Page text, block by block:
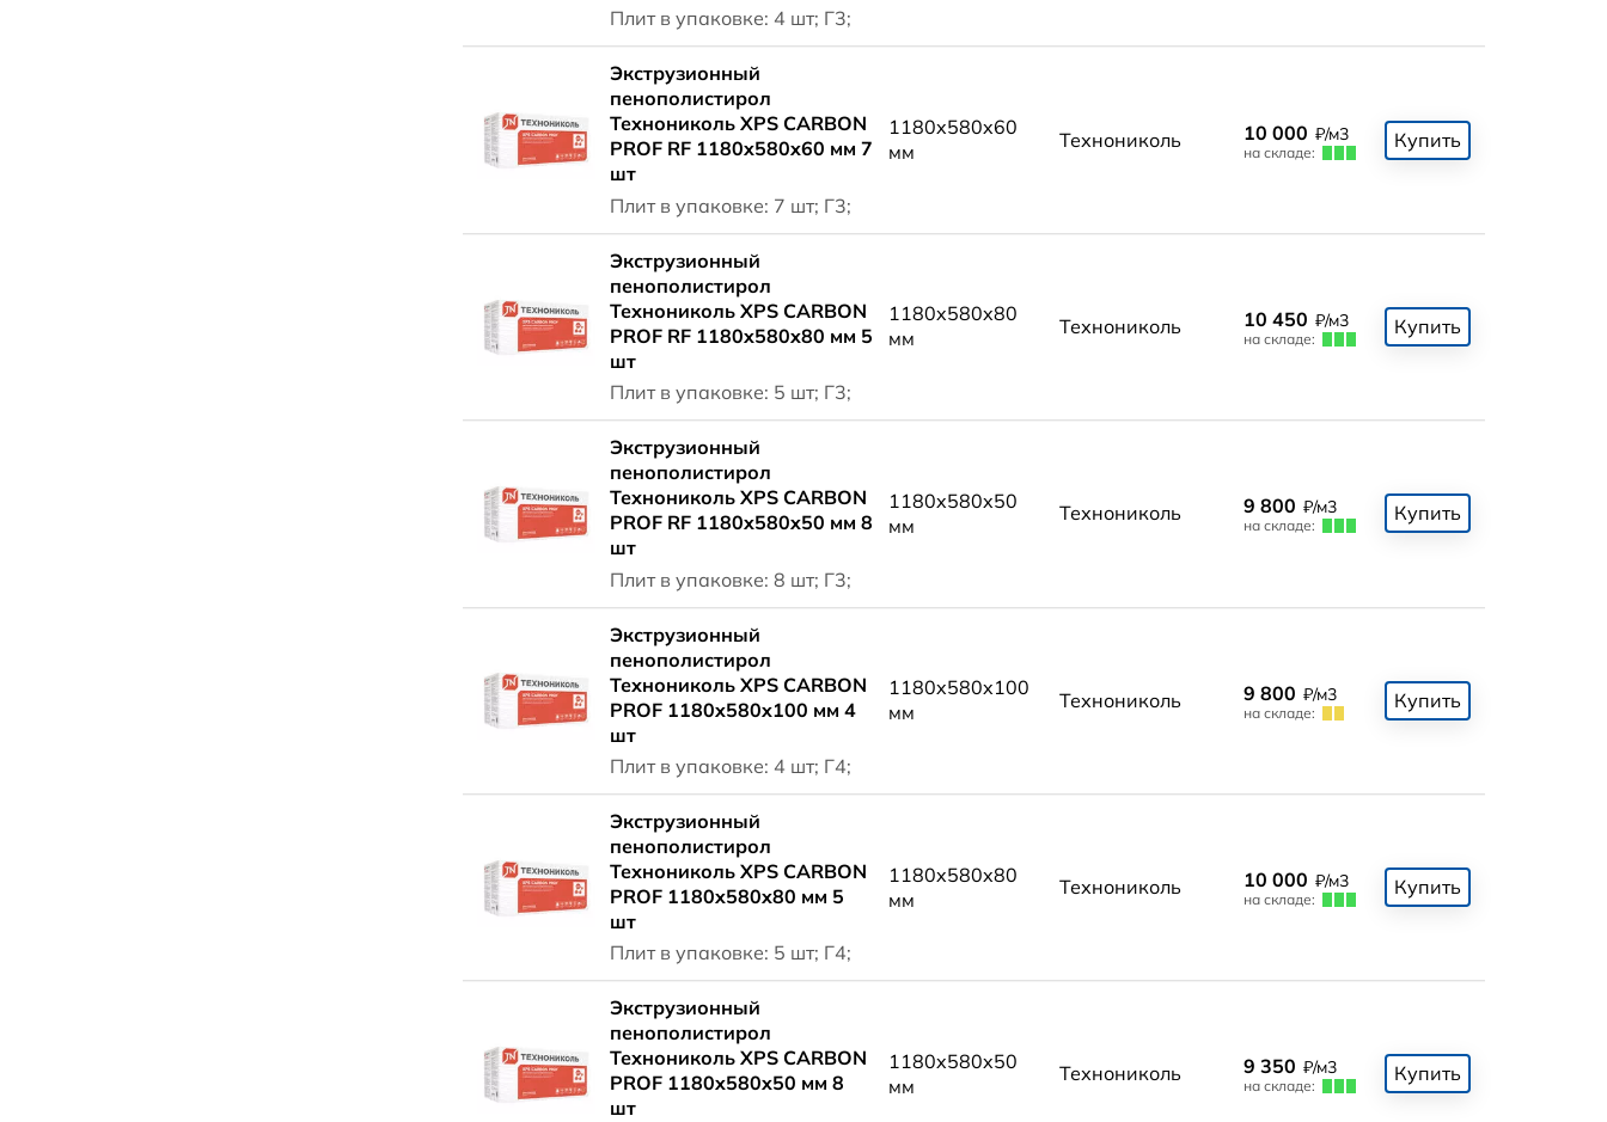
Плит в упаковке: 4 шт; Г3;
Экструзионный
пенополистирол
Технониколь XPS CARBON
PROF RF 1180x580x60 мм 7
шт
Плит в упаковке: 7 шт; Г3;
1180x580x60
мм
Технониколь 10 000 ₽/м3
на складе:
Купить
Экструзионный
пенополистирол
Технониколь XPS CARBON
PROF RF 1180x580x80 мм 5
шт
Плит в упаковке: 5 шт; Г3;
1180x580x80
мм
Технониколь 10 450 ₽/м3
на складе:
Купить
Экструзионный
пенополистирол
Технониколь XPS CARBON
PROF RF 1180x580x50 мм 8
шт
Плит в упаковке: 8 шт; Г3;
1180x580x50
мм
Технониколь 9 800 ₽/м3
на складе:
Купить
Экструзионный
пенополистирол
Технониколь XPS CARBON
PROF 1180x580x100 мм 4
шт
Плит в упаковке: 4 шт; Г4;
1180x580x100
мм
Технониколь 9 800 ₽/м3
на складе:
Купить
Экструзионный
пенополистирол
Технониколь XPS CARBON
PROF 1180x580x80 мм 5
шт
Плит в упаковке: 5 шт; Г4;
1180x580x80
мм
Технониколь 10 000 ₽/м3
на складе:
Купить
Экструзионный
пенополистирол
Технониколь XPS CARBON
PROF 1180x580x50 мм 8
шт
1180x580x50
мм
Технониколь 9 350 ₽/м3
на складе:
Купить